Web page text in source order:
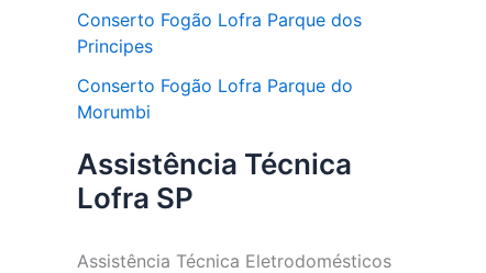
Conserto Fogão Lofra Parque dos
Principes
Conserto Fogão Lofra Parque do
Morumbi
Assistência Técnica
Lofra SP
Assistência Técnica Eletrodomésticos